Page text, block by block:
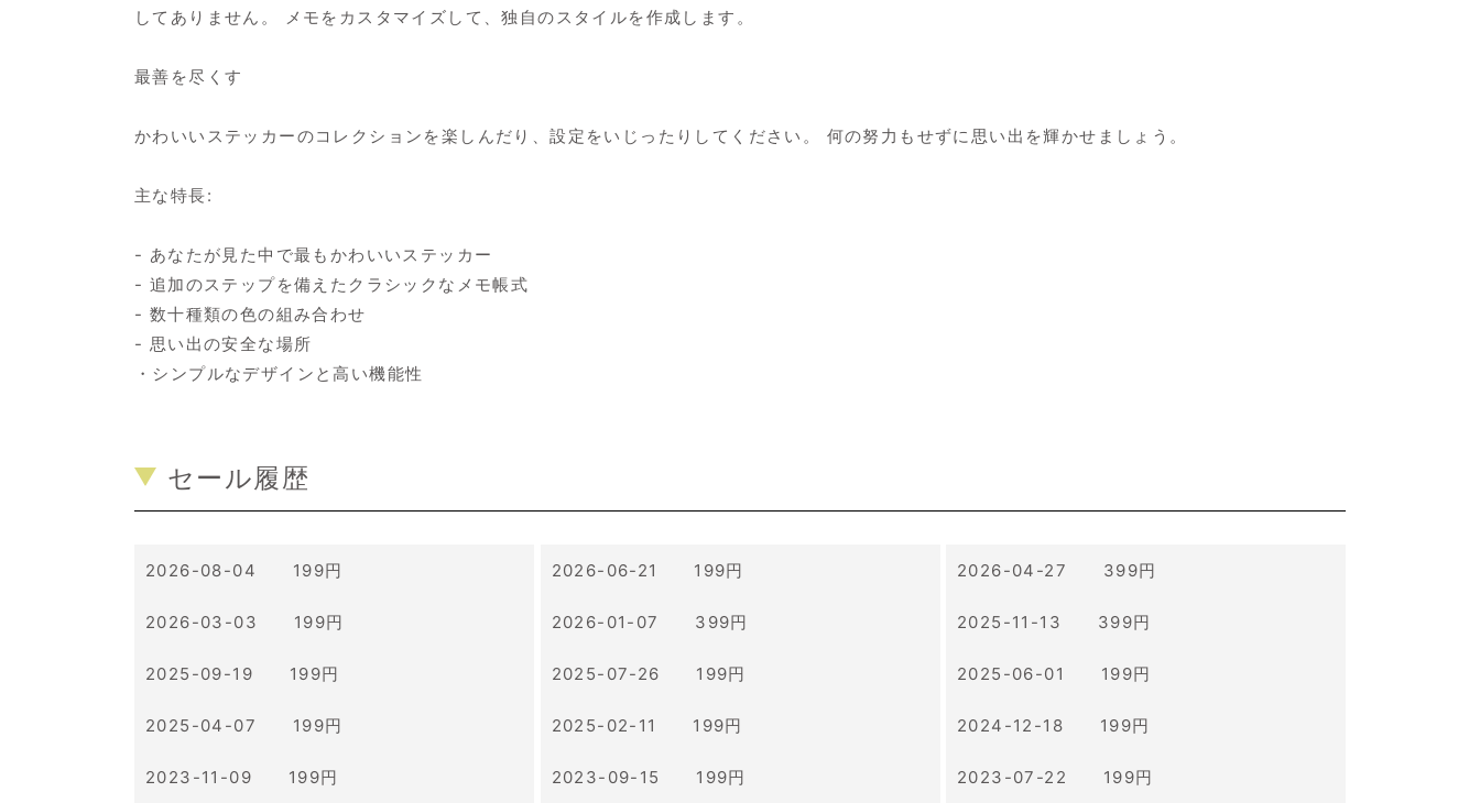
してありません。 メモをカスタマイズして、独自のスタイルを作成します。
最善を尽くす
かわいいステッカーのコレクションを楽しんだり、設定をいじったりしてください。 何の努力もせずに思い出を輝かせましょう。
主な特長:
- あなたが見た中で最もかわいいステッカー
- 追加のステップを備えたクラシックなメモ帳式
- 数十種類の色の組み合わせ
- 思い出の安全な場所
・シンプルなデザインと高い機能性
セール履歴
2026-08-04 199円 2026-06-21 199円 2026-04-27 399円
2026-03-03 199円 2026-01-07 399円 2025-11-13 399円
2025-09-19 199円 2025-07-26 199円 2025-06-01 199円
2025-04-07 199円 2025-02-11 199円 2024-12-18 199円
2023-11-09 199円 2023-09-15 199円 2023-07-22 199円